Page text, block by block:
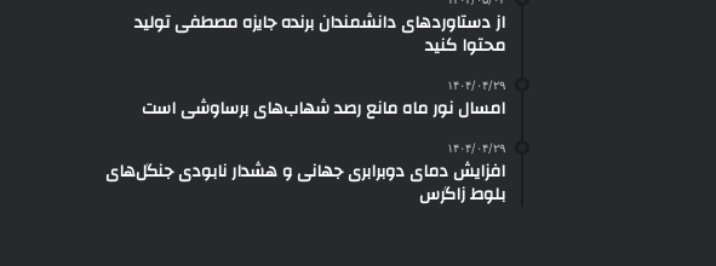
از دستاوردهای دانشمندان برنده جایزه مصطفی تولید
محتوا کنید
۱۴۰۴/۰۴/۲۹
امسال نور ماه مانع رصد شهاب‌های برساوشی است
۱۴۰۴/۰۴/۲۹
افزایش دمای دوبرابری جهانی و هشدار نابودی جنگل‌های
بلوط زاگرس